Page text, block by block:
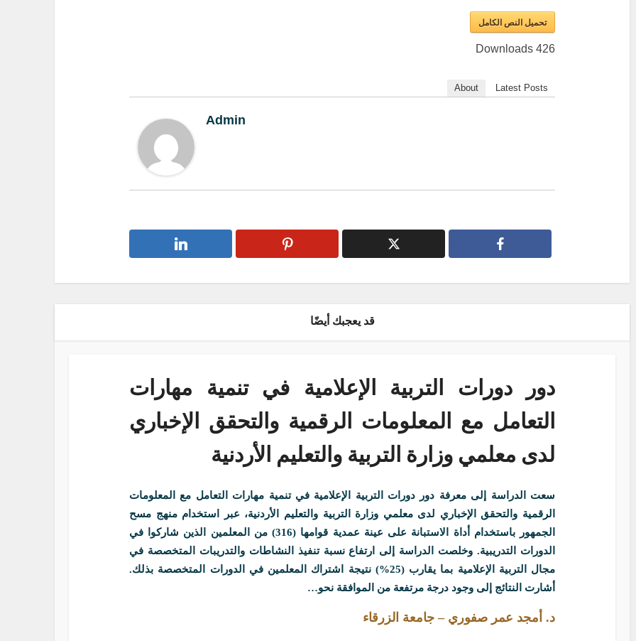
تحميل النص الكامل
426
About Latest Posts
Admin
قد يعجبك أيضًا
دور دورات التربية الإعلامية في تنمية مهارات
التعامل مع المعلومات الرقمية والتحقق الإخباري
لدى معلمي وزارة التربية والتعليم الأردنية
سعت الدراسة إلى معرفة دور دورات التربية الإعلامية في تنمية مهارات التعامل مع المعلومات
الرقمية والتحقق الإخباري لدى معلمي وزارة التربية والتعليم الأردنية، عبر استخدام منهج مسح
الجمهور باستخدام أداة الاستبانة على عينة عمدية قوامها (316) من المعلمين الذين شاركوا في
الدورات التدريبية. وخلصت الدراسة إلى ارتفاع نسبة تنفيذ النشاطات والتدريبات المتخصصة في
مجال التربية الإعلامية بما يقارب (25%) نتيجة اشتراك المعلمين في الدورات المتخصصة بذلك.
أشارت النتائج إلى وجود درجة مرتفعة من الموافقة نحو…
د. أمجد عمر صفوري – جامعة الزرقاء